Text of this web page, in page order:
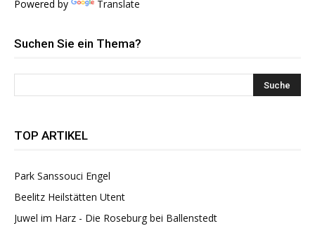
Powered by Translate
Suchen Sie ein Thema?
TOP ARTIKEL
Park Sanssouci Engel
Beelitz Heilstätten Utent
Juwel im Harz - Die Roseburg bei Ballenstedt